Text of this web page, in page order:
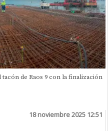
de Raos 9 con la finalización
18 noviembre 2025 12:51